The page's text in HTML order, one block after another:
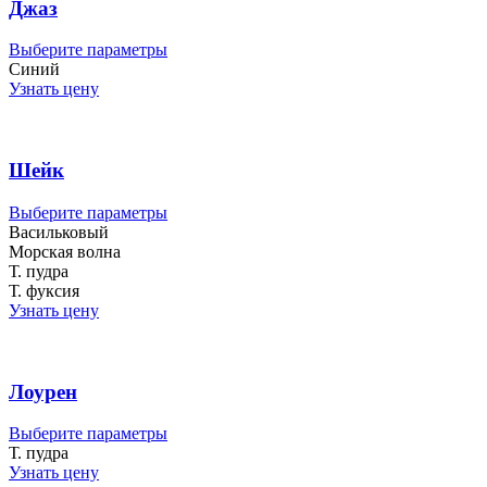
товара.
Джаз
Выберите параметрыЭтот
на
странице
Синий
Узнать цену
Шейк
Выберите параметрыЭтот
Васильковый
Морская волна
Т. пудра
Т. фуксия
Узнать цену
Лоурен
Выберите параметрыЭтот
Т. пудра
Узнать цену